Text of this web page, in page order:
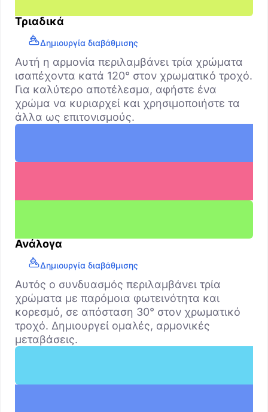
Τριαδικά
Δημιουργία διαβάθμισης
Αυτή η αρμονία περιλαμβάνει τρία χρώματα
ισαπέχοντα κατά 120° στον χρωματικό τροχό.
Για καλύτερο αποτέλεσμα, αφήστε ένα
χρώμα να κυριαρχεί και χρησιμοποιήστε τα
άλλα ως επιτονισμούς.
Ανάλογα
Δημιουργία διαβάθμισης
Αυτός ο συνδυασμός περιλαμβάνει τρία
χρώματα με παρόμοια φωτεινότητα και
κορεσμό, σε απόσταση 30° στον χρωματικό
τροχό. Δημιουργεί ομαλές, αρμονικές
μεταβάσεις.